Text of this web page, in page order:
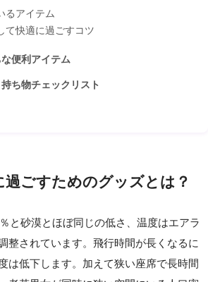
るアイテム
て快適に過ごすコツ
便利アイテム
ち物チェックリスト
過ごすためのグッズとは？
と砂漠とほぼ同じの低さ、温度はエアラ
されています。飛行時間が長くなるに
は低下します。加えて狭い座席で長時間